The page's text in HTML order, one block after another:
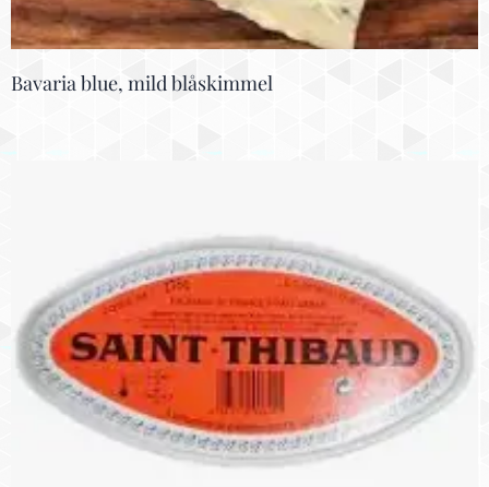
Bavaria blue, mild blåskimmel